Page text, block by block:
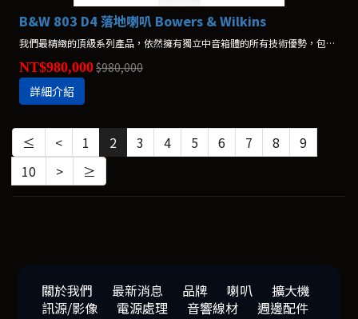
B&W 803 D4 落地喇叭 Bowers & Wilkins
我們最精緻的頂級系列產品，依然擁有獨立中音箱體的所有技術優勢，包含Turbine™中音殼和去耦合結構。其略為纖細的外型，更易結合各種居家環境。
NT$980,000$980,000
詳細介紹
≤ < 1 2 3 4 5 6 7 8
9
10
> ≥
關於我們 最新消息 品牌 喇叭
擴大機
訊源/影像
電源處理 音響線材
週邊配件